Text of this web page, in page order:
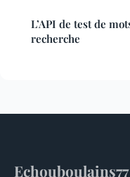
L’API de test de
recherche
Echouboulains77